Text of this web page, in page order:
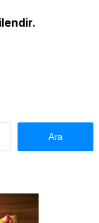
Arama: